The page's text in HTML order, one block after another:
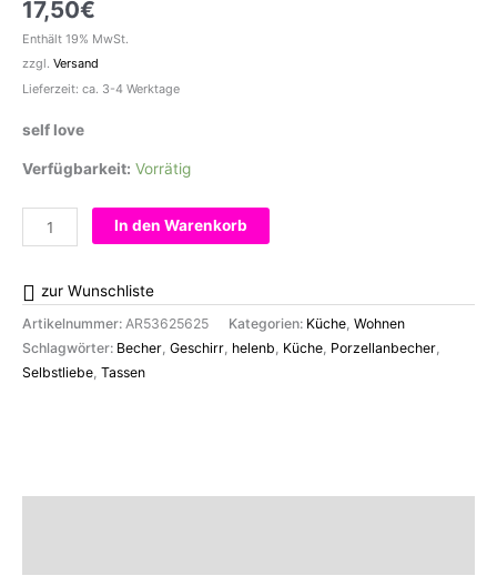
17,50€
Enthält 19% MwSt.
zzgl. Versand
Lieferzeit: ca. 3-4 Werktage
self love
Verfügbarkeit: Vorrätig
Becher
self
Menge
In den Warenkorb
zur Wunschliste
Artikelnummer: AR53625625 Kategorien: Küche Wohnen
Schlagwörter: Becher Geschirr helenb Küche Porzellanbecher
Selbstliebe Tassen